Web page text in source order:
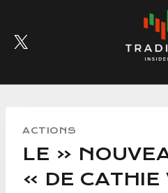
content
ACTIONS
LE «
» DE CATHIE